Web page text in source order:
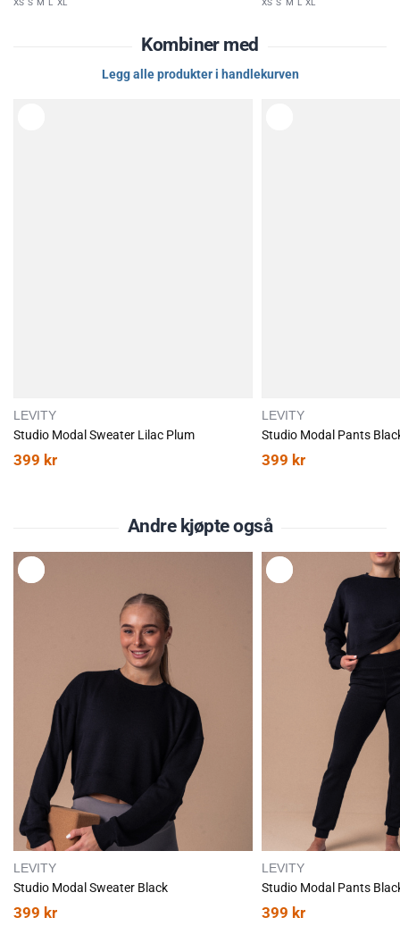
Kombiner med
LEVITY
Studio Modal Sweater Lilac Plum
399 kr
LEVITY
Studio Modal Pants
399 kr
Legg alle produkter i handlekurven
Andre kjøpte også
LEVITY
Studio Modal Sweater Black
399 kr
LEVITY
Studio Modal Pants
399 kr